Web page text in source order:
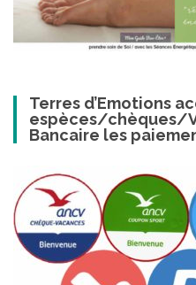
Terres d’Emotions
espèces/chèques/
Bancaire les